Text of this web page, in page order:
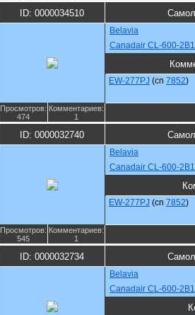
ID: 0000034510
Belavia
Canadair CL-600-
EW-277PJ (cn 7852)
Просмотров:
474
Комментариев:
1
ID: 0000032740
Belavia
Canadair CL-600-
EW-277PJ (cn 7852)
Просмотров:
545
Комментариев:
1
ID: 0000032734
Belavia
Canadair CL-600-